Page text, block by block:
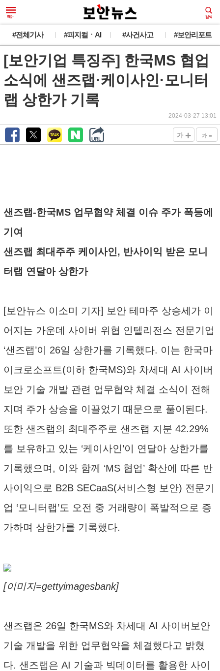
#전체기사 #피지컬ㆍAI #사건사고 #보안리포트
[보안기업 특징주] 한국MS 협업
소식에 샌즈랩·케이사인·모니터
랩 상한가 기록
2024-03-27 13:01
가 + 가 -
샌즈랩-한국MS 업무협약 체결 이슈 주가 폭등에
기여
샌즈랩 최대주주 케이사인, 반사이익 받은 모니
터랩 연달아 상한가
[보안뉴스 이소미 기자] 보안 테마주 상승세가 이
어지는 가운데 사이버 위협 인텔리전스 전문기업
‘샌즈랩’이 26일 상한가를 기록했다. 이는 한국마
이크로소프트(이하 한국MS)와 차세대 AI 사이버
보안 기술 개발 관련 업무협약 체결 소식이 전해
지며 주가 상승을 이끌었기 때문으로 풀이된다.
또한 샌즈랩의 최대주주로 샌즈랩 지분 42.29%
를 보유하고 있는 ‘케이사인’이 연달아 상한가를
기록했으며, 이와 함께 ‘MS 협업’ 확산에 따른 반
사이익으로 B2B SECaaS(서비스형 보안) 전문기
업 ‘모니터랩’도 오전 중 거래량이 폭발적으로 증
가하며 상한가를 기록했다.
[이미지=gettyimagesbank]
샌즈랩은 26일 한국MS와 차세대 AI 사이버보안
기술 개발을 위한 업무협약을 체결했다고 밝혔
다. 샌즈랩은 AI 기술과 빅데이터를 활용한 사이